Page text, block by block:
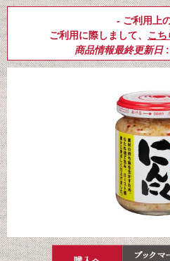
- ご利用上
ご利用に際しまして、 こち
商品情報最終更新日: